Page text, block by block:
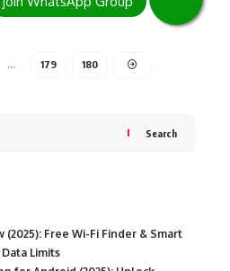
… 179 180
Search
Free Wi-Fi Finder & Smart
Limits